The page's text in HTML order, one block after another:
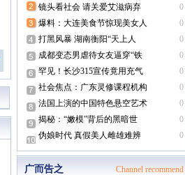
镜头看社会 请关爱艾滋病弃
0
爆料：大连美食节惊现美女人
0
打黑风暴 湖南衡阳“天上人
0
成都变态男虐待女友逼穿“铁
0
罕见！长沙315宣传竟用充气
0
社会焦点：广东灵修课程机构
0
法国上演的中国特色悬空艺术
0
揭秘：“嫩模”背后的黑暗世
0
伪娘时代 真假美人雌雄难辨
0
广而告之 Channel recommend